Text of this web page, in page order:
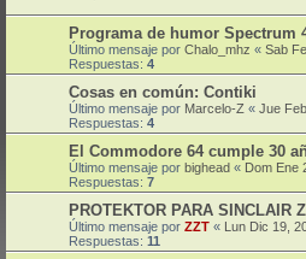
Programa de humor Spectrum
Último mensaje por Chalo_mhz « Sab
Respuestas: 4
Cosas en común: Contiki
Último mensaje por Marcelo-Z « Jue
Respuestas: 4
El Commodore 64 cumple 30
Último mensaje por bighead « Dom Ene
Respuestas: 7
PROTEKTOR PARA SINCLAIR
Último mensaje por ZZT « Lun Dic 19,
Respuestas: 11